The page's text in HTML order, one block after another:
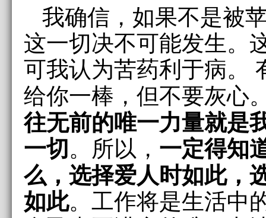
我确信，如果不是被
这一切决不可能发生。
可我认为苦药利于病。
给你一棒，但不要灰心
往无前的唯一力量就是
一切。所以， 一定得知
么，选择爱人时如此，
如此。工作将是生活中